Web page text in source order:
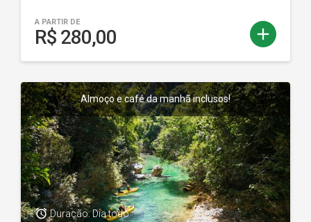
add
A PARTIR DE
R$ 280,00
Almoço e café da manhã inclusos!
access_alarmDuração: Dia todo